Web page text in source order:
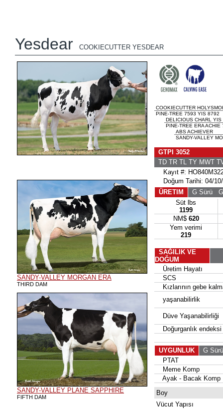
Yesdear COOKIECUTTER YESDEAR
SANDY-VALLEY MORGAN ERA
THIRD DAM
SANDY-VALLEY PLANE SAPPHIRE
FIFTH DAM
COOKIECUTTER
PINE-TREE 7593 YIS 8792
DELICIOUS CHARL YIS
PINE-TREE ERA
ABS ACHIEVER
SANDY-VALLEY
GTPI 3052
TD TR TL TY MWT
Kayıt #:
Doğum Tarihi: 04/
ÜRETIM
G Sürü G
Süt lbs
1199
NM$ 620
Yem verimi
219
SAĞILIK VE
DOĞUM
Üretim Hayatı
SCS
Kızlarının gebe
yaşanabilirlik
Düve Yaşanabilirliği
Doğurganlık endeksi
UYGUNLUK
G Sürü
PTAT
Meme Komp
Ayak - Bacak Komp
Boy
Vücut Yapısı